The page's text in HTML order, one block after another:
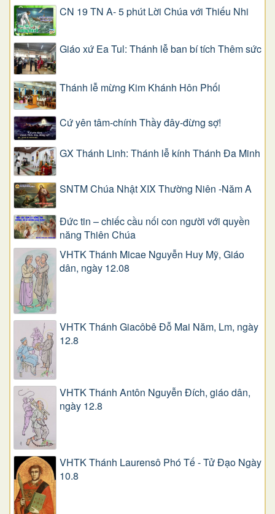
CN 19 TN A- 5 phút Lời Chúa với Thiếu Nhi
Giáo xứ Ea Tul: Thánh lễ ban bí tích Thêm sức
Thánh lễ mừng Kim Khánh Hôn Phối
Cứ yên tâm-chính Thầy đây-đừng sợ!
GX Thánh Linh: Thánh lễ kính Thánh Đa Minh
SNTM Chúa Nhật XIX Thường Niên -Năm A
Đức tin – chiếc cầu nối con người với quyền
năng Thiên Chúa
VHTK Thánh Micae Nguyễn Huy Mỹ, Giáo
dân, ngày 12.08
VHTK Thánh Giacôbê Ðỗ Mai Năm, Lm, ngày
12.8
VHTK Thánh Antôn Nguyễn Ðích, giáo dân,
ngày 12.8
VHTK Thánh Laurensô Phó Tế - Tử Đạo Ngày
10.8